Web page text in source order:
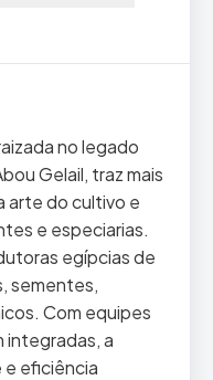
no legado
Gelail, traz mais
arte do cultivo e
e especiarias.
egípcias de
sementes,
Com equipes
integradas, a
e eficiência